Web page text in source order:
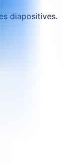
diapositives.